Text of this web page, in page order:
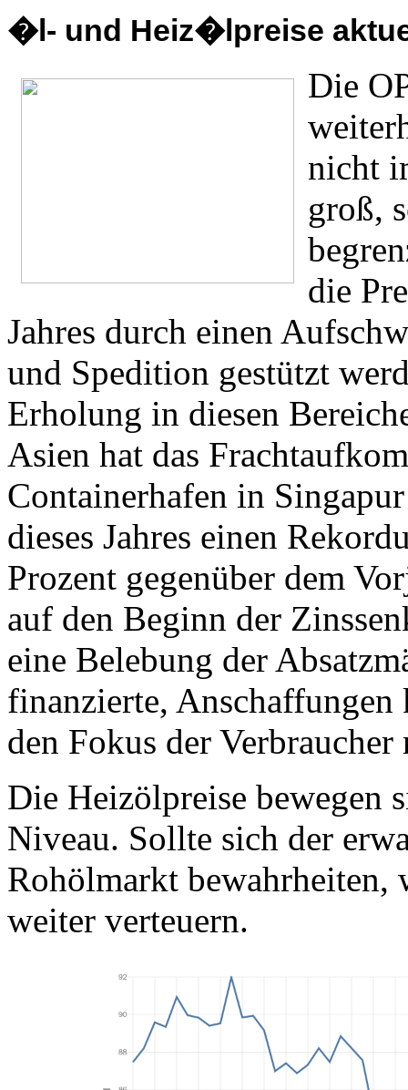
�l- und Heiz�lpreise
Die
nicht
groß,
die
Jahres durch einen
und Spedition gestützt
Erholung in diesen
Asien hat das
Containerhafen in
dieses Jahres einen
Prozent gegenüber dem
auf den Beginn der
eine Belebung der
finanzierte,
den Fokus der Verbraucher
Die Heizölpreise bewegen
Niveau. Sollte sich der
Rohölmarkt bewahrheiten,
weiter verteuern.